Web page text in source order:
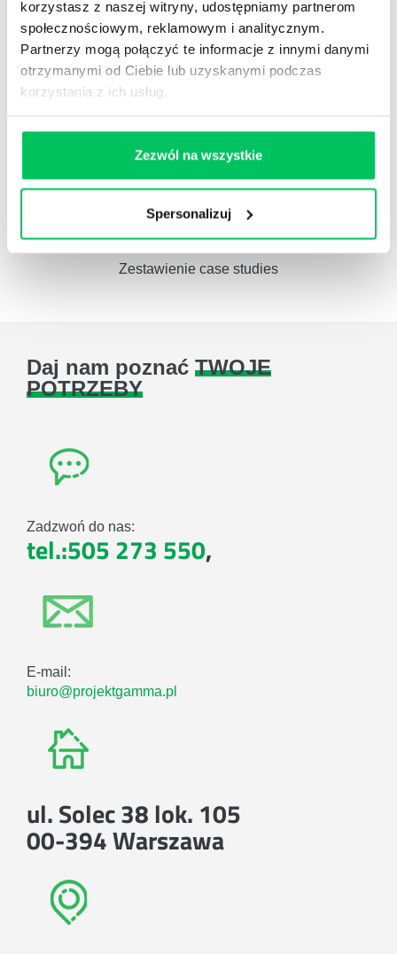
korzystasz z naszej witryny, udostępniamy partnerom
społecznościowym, reklamowym i analitycznym.
Partnerzy mogą połączyć te informacje z innymi danymi
otrzymanymi od Ciebie lub uzyskanymi podczas
korzystania z ich usług.
Zezwól na wszystkie
Spersonalizuj
Administracja publiczna
Case studies
Zestawienie case studies
Daj nam poznać TWOJE
POTRZEBY
Zadzwoń do nas:
tel.:505 273 550,
E-mail:
biuro@projektgamma.pl
ul. Solec 38 lok. 105
00-394 Warszawa